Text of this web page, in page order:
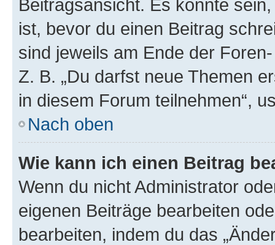
Beitragsansicht. Es könnte
ist, bevor du einen Beitrag
sind jeweils am Ende der
Z. B. „Du darfst neue Themen
in diesem Forum teilnehmen“,
Nach oben
Wie kann ich einen Beitrag
Wenn du nicht Administrator
eigenen Beiträge bearbeiten
bearbeiten, indem du das